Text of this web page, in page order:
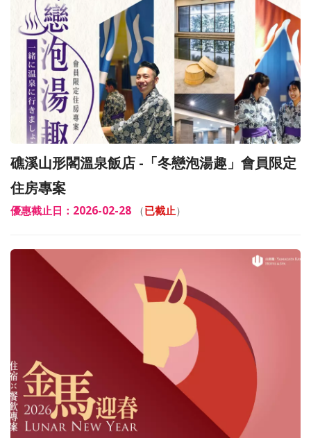
礁溪山形閣溫泉飯店 -「冬戀泡湯趣」會員限定
住房專案
優惠截止日：2026-02-28 （已截止）